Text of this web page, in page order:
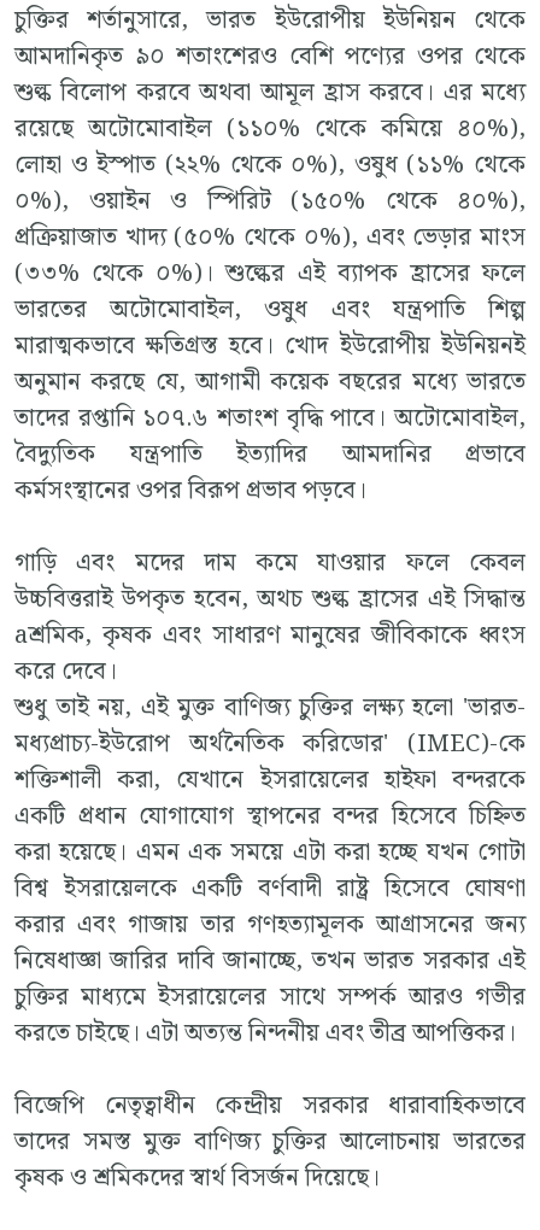
চুক্তির শর্তানুসারে, ভারত ইউরোপীয় ইউনিয়ন থেকে
আমদানিকৃত ৯০ শতাংশেরও বেশি পণ্যের ওপর থেকে
শুল্ক বিলোপ করবে অথবা আমূল হ্রাস করবে। এর মধ্যে
রয়েছে অটোমোবাইল (১১০% থেকে কমিয়ে ৪০%),
লোহা ও ইস্পাত (২২% থেকে ০%), ওষুধ (১১% থেকে
০%), ওয়াইন ও স্পিরিট (১৫০% থেকে ৪০%),
প্রক্রিয়াজাত খাদ্য (৫০% থেকে ০%), এবং ভেড়ার মাংস
(৩৩% থেকে ০%)। শুল্কের এই ব্যাপক হ্রাসের ফলে
ভারতের অটোমোবাইল, ওষুধ এবং যন্ত্রপাতি শিল্প
মারাত্মকভাবে ক্ষতিগ্রস্ত হবে। খোদ ইউরোপীয় ইউনিয়নই
অনুমান করছে যে, আগামী কয়েক বছরের মধ্যে ভারতে
তাদের রপ্তানি ১০৭.৬ শতাংশ বৃদ্ধি পাবে। অটোমোবাইল,
বৈদ্যুতিক যন্ত্রপাতি ইত্যাদির আমদানির প্রভাবে
কর্মসংস্থানের ওপর বিরূপ প্রভাব পড়বে।
গাড়ি এবং মদের দাম কমে যাওয়ার ফলে কেবল
উচ্চবিত্তরাই উপকৃত হবেন, অথচ শুল্ক হ্রাসের এই সিদ্ধান্ত
aশ্রমিক, কৃষক এবং সাধারণ মানুষের জীবিকাকে ধ্বংস
করে দেবে।
শুধু তাই নয়, এই মুক্ত বাণিজ্য চুক্তির লক্ষ্য হলো 'ভারত-
মধ্যপ্রাচ্য-ইউরোপ অর্থনৈতিক করিডোর' (IMEC)-কে
শক্তিশালী করা, যেখানে ইসরায়েলের হাইফা বন্দরকে
একটি প্রধান যোগাযোগ স্থাপনের বন্দর হিসেবে চিহ্নিত
করা হয়েছে। এমন এক সময়ে এটা করা হচ্ছে যখন গোটা
বিশ্ব ইসরায়েলকে একটি বর্ণবাদী রাষ্ট্র হিসেবে ঘোষণা
করার এবং গাজায় তার গণহত্যামূলক আগ্রাসনের জন্য
নিষেধাজ্ঞা জারির দাবি জানাচ্ছে, তখন ভারত সরকার এই
চুক্তির মাধ্যমে ইসরায়েলের সাথে সম্পর্ক আরও গভীর
করতে চাইছে। এটা অত্যন্ত নিন্দনীয় এবং তীব্র আপত্তিকর।
বিজেপি নেতৃত্বাধীন কেন্দ্রীয় সরকার ধারাবাহিকভাবে
তাদের সমস্ত মুক্ত বাণিজ্য চুক্তির আলোচনায় ভারতের
কৃষক ও শ্রমিকদের স্বার্থ বিসর্জন দিয়েছে।